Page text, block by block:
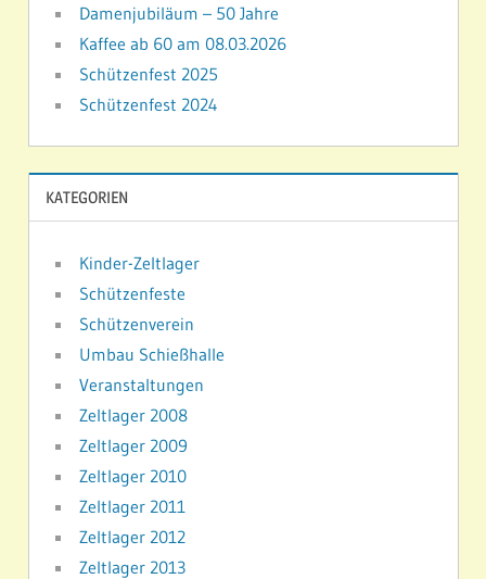
Damenjubiläum – 50 Jahre
Kaffee ab 60 am 08.03.2026
Schützenfest 2025
Schützenfest 2024
KATEGORIEN
Kinder-Zeltlager
Schützenfeste
Schützenverein
Umbau Schießhalle
Veranstaltungen
Zeltlager 2008
Zeltlager 2009
Zeltlager 2010
Zeltlager 2011
Zeltlager 2012
Zeltlager 2013